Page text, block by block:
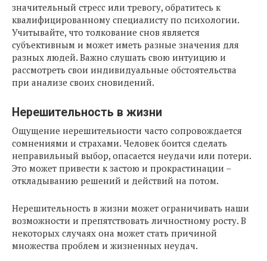
значительный стресс или тревогу, обратитесь к
квалифицированному специалисту по психологии.
Учитывайте, что толкование снов является
субъективным и может иметь разные значения для
разных людей. Важно слушать свою интуицию и
рассмотреть свои индивидуальные обстоятельства
при анализе своих сновидений.
Нерешительность в жизни
Ощущение нерешительности часто сопровождается
сомнениями и страхами. Человек боится сделать
неправильный выбор, опасается неудачи или потери.
Это может привести к застою и прокрастинации –
откладыванию решений и действий на потом.
Нерешительность в жизни может ограничивать наши
возможности и препятствовать личностному росту. В
некоторых случаях она может стать причиной
множества проблем и жизненных неудач.